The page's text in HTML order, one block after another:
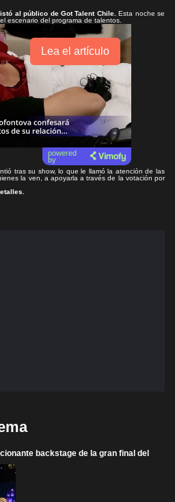
al público de Got Talent Chile.Esta noche se
escenario del programa de talentos.
Lea el artículo
powered
by
tras su show, lo que le llamó la atención de las
la ven, a apoyarla a través de la votación por
backstage de la gran final del